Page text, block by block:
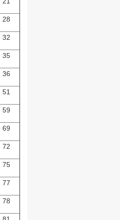
28
32
35
36
51
59
69
72
75
77
78